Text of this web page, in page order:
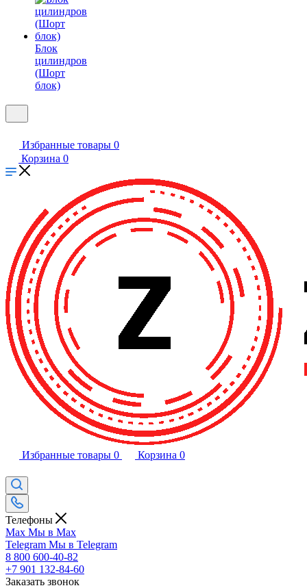
Блок
цилиндров
(Шорт
блок)
Избранные товары 0
Корзина 0
Избранные товары 0 Корзина 0
Телефоны
Max Мы в Max
Telegram Мы в Telegram
8 800 600-40-82
+7 901 132-84-60
Заказать звонок